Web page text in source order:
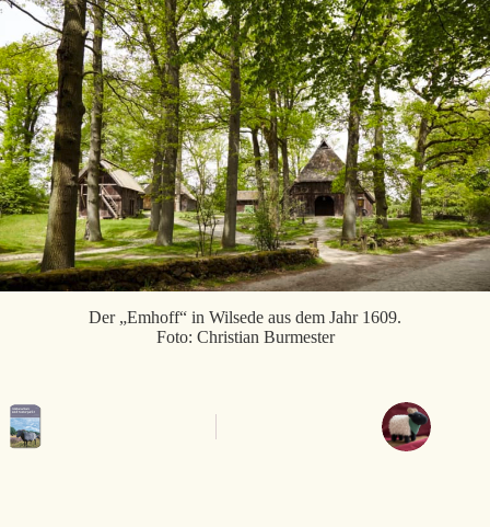
Der „Emhoff“ in Wilsede aus dem Jahr 1609.
Foto: Christian Burmester